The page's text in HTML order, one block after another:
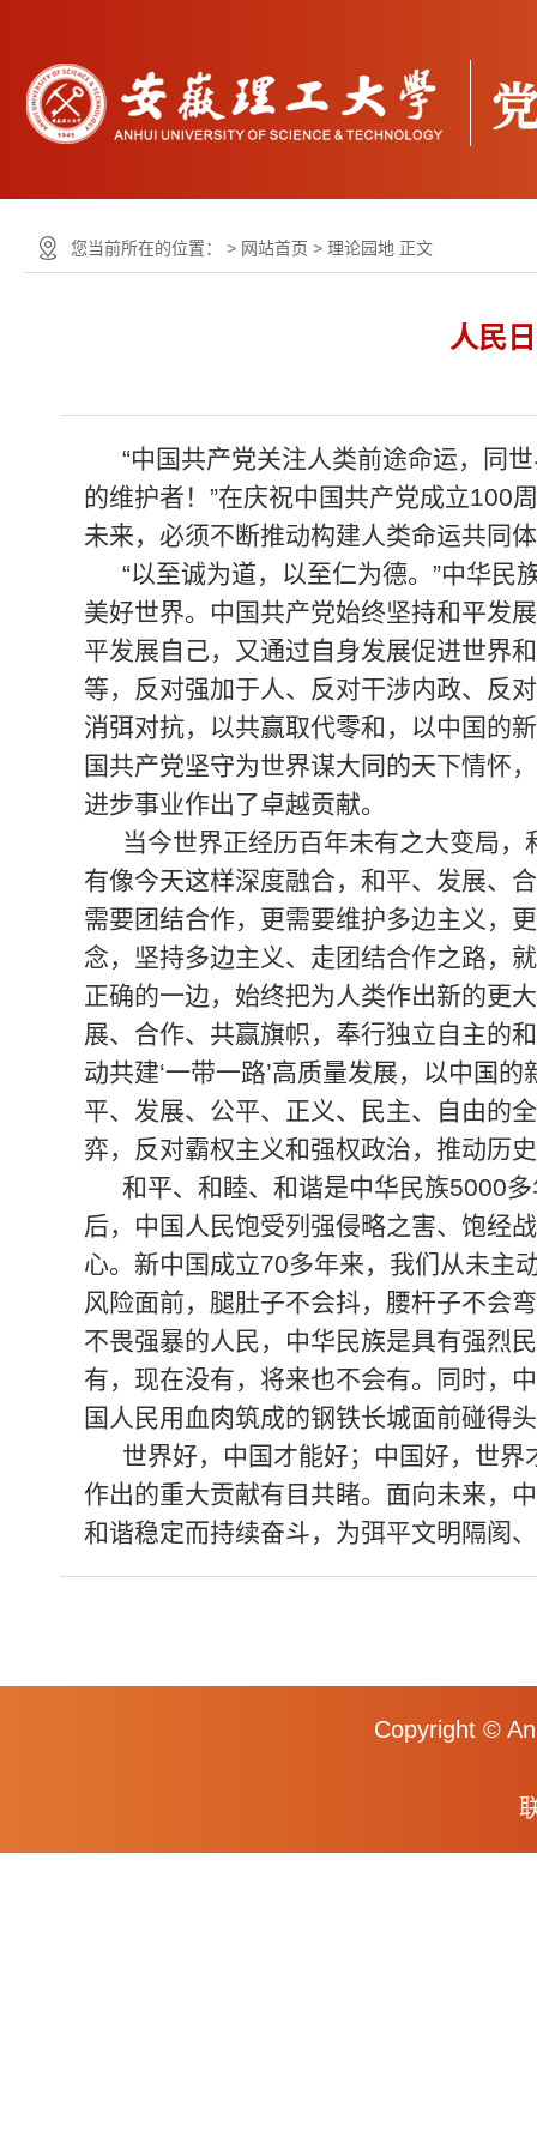
您当前所在的位置： > 网站首页 > 理论园地 正文
人民
“中国共产党关注人类前途命运，同
的维护者！”在庆祝中国共产党成立100
未来，必须不断推动构建人类命运共同
“以至诚为道，以至仁为德。”中华民
美好世界。中国共产党始终坚持和平发
平发展自己，又通过自身发展促进世界
等，反对强加于人、反对干涉内政、反
消弭对抗，以共赢取代零和，以中国的
国共产党坚守为世界谋大同的天下情怀
进步事业作出了卓越贡献。
当今世界正经历百年未有之大变局
有像今天这样深度融合，和平、发展、
需要团结合作，更需要维护多边主义，
念，坚持多边主义、走团结合作之路，
正确的一边，始终把为人类作出新的更
展、合作、共赢旗帜，奉行独立自主的
动共建‘一带一路’高质量发展，以中国
平、发展、公平、正义、民主、自由的
弈，反对霸权主义和强权政治，推动历
和平、和睦、和谐是中华民族5000
后，中国人民饱受列强侵略之害、饱经
心。新中国成立70多年来，我们从未主
风险面前，腿肚子不会抖，腰杆子不会
不畏强暴的人民，中华民族是具有强烈
有，现在没有，将来也不会有。同时，
国人民用血肉筑成的钢铁长城面前碰得
世界好，中国才能好；中国好，世
作出的重大贡献有目共睹。面向未来，
和谐稳定而持续奋斗，为弭平文明隔阂
Copyright ©